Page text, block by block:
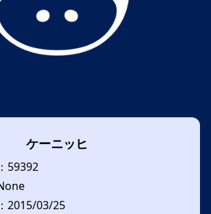
ケーニッヒ
59392
2015/03/25